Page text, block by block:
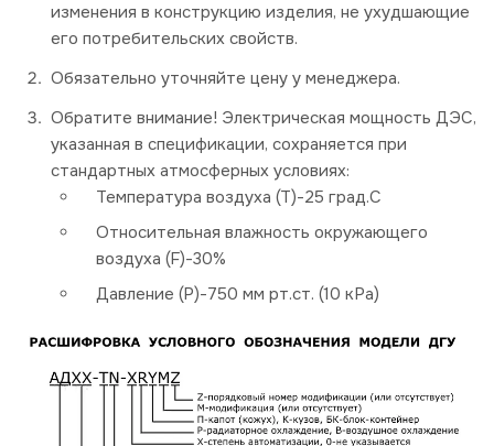
изменения в конструкцию изделия, не ухудшающие
его потребительских свойств.
Обязательно уточняйте цену у менеджера.
Обратите внимание! Электрическая мощность ДЭС,
указанная в спецификации, сохраняется при
стандартных атмосферных условиях:
Температура воздуха (Т)-25 град.С
Относительная влажность окружающего
воздуха (F)-30%
Давление (P)-750 мм рт.ст. (10 кРа)